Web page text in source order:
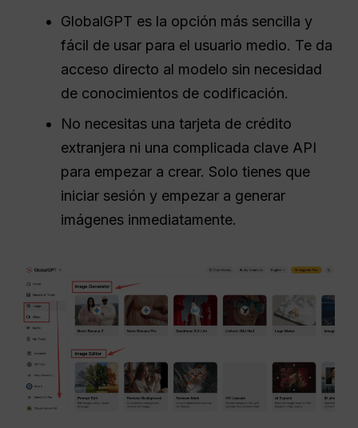
GlobalGPT es la opción más sencilla y
fácil de usar para el usuario medio. Te da
acceso directo al modelo sin necesidad
de conocimientos de codificación.
No necesitas una tarjeta de crédito
extranjera ni una complicada clave API
para empezar a crear. Solo tienes que
iniciar sesión y empezar a generar
imágenes inmediatamente.